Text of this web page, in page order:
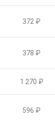
372 ₽
378 ₽
1 270 ₽
596 ₽